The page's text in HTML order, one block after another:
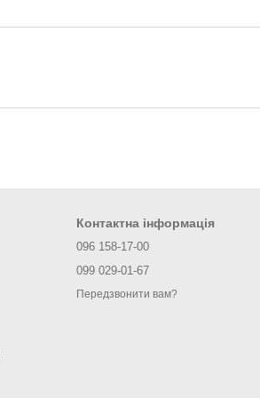
Контактна інформація
096 158-17-00
099 029-01-67
Передзвонити вам?